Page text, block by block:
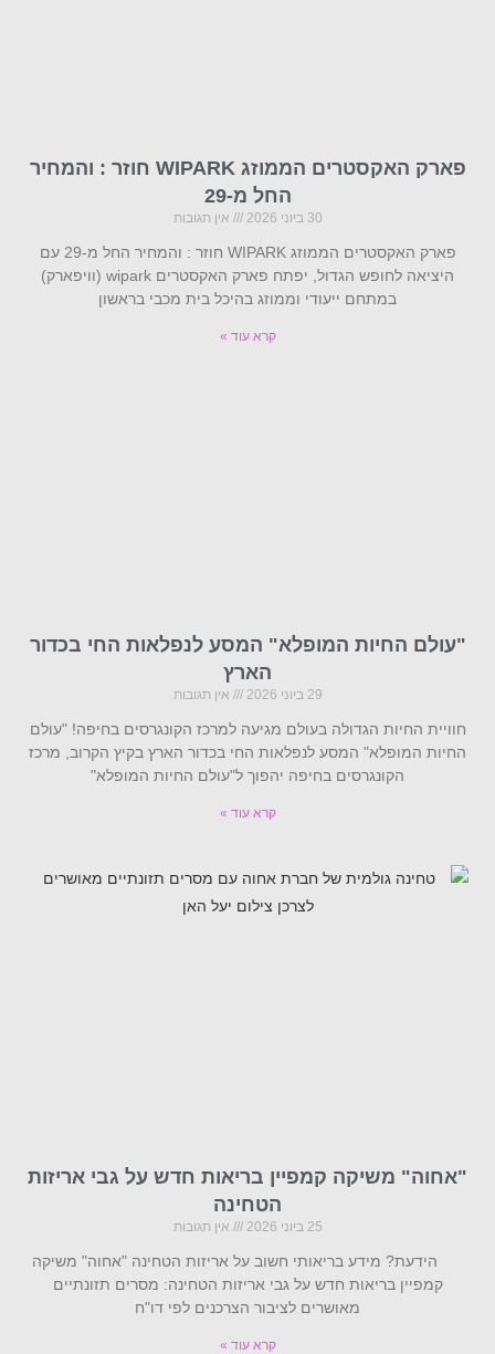
פארק האקסטרים הממוזג WIPARK חוזר : והמחיר
החל מ-29
30 ביוני 2026 אין תגובות
פארק האקסטרים הממוזג WIPARK חוזר : והמחיר החל מ-29 עם
היציאה לחופש הגדול, יפתח פארק האקסטרים wipark (וויפארק)
במתחם ייעודי וממוזג בהיכל בית מכבי בראשון
קרא עוד »
"עולם החיות המופלא" המסע לנפלאות החי בכדור
הארץ
29 ביוני 2026 אין תגובות
חוויית החיות הגדולה בעולם מגיעה למרכז הקונגרסים בחיפה! "עולם
החיות המופלא" המסע לנפלאות החי בכדור הארץ בקיץ הקרוב, מרכז
הקונגרסים בחיפה יהפוך ל"עולם החיות המופלא"
קרא עוד »
"אחוה" משיקה קמפיין בריאות חדש על גבי אריזות
הטחינה
25 ביוני 2026 אין תגובות
הידעת? מידע בריאותי חשוב על אריזות הטחינה "אחוה" משיקה
קמפיין בריאות חדש על גבי אריזות הטחינה: מסרים תזונתיים
מאושרים לציבור הצרכנים לפי דו"ח
קרא עוד »